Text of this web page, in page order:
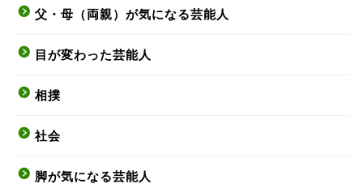
父・母（両親）が気になる芸能人
目が変わった芸能人
相撲
社会
脚が気になる芸能人